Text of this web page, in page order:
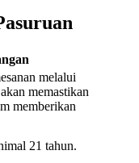
melalui
memastikan
memberikan
21 tahun.